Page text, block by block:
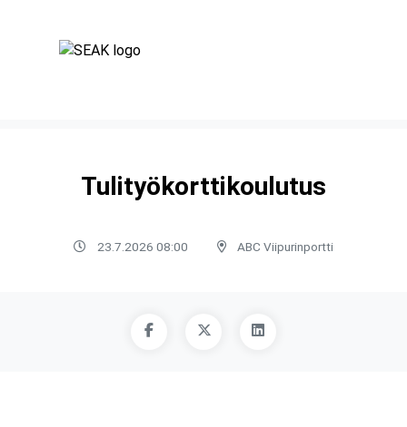
Tulityökorttikoulutus
23.7.2026 08:00 ABC Viipurinportti